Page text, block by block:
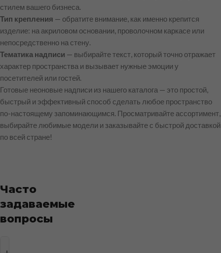
стилем вашего бизнеса.
Тип крепления — обратите внимание, как именно крепится
изделие: на акриловом основании, проволочном каркасе или
непосредственно на стену.
Тематика надписи — выбирайте текст, который точно отражает
характер пространства и вызывает нужные эмоции у
посетителей или гостей.
Готовые неоновые надписи из нашего каталога — это простой,
быстрый и эффективный способ сделать любое пространство
по-настоящему запоминающимся. Просматривайте ассортимент,
выбирайте любимые модели и заказывайте с быстрой доставкой
по всей стране!
Часто
задаваемые
вопросы